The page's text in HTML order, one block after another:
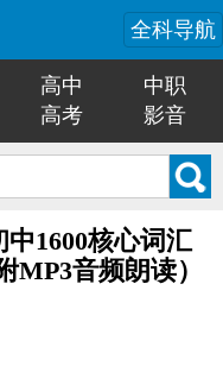
全科导航
高中
中职
高考 影音
中1600核心词汇
MP3音频朗读）